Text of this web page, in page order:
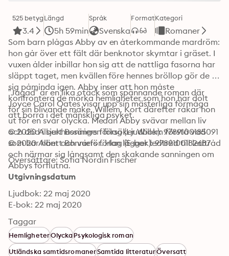
525 betyg
3.4
Längd
5h 59min
Språk
Svenska
FormatKategori
Romaner
Som barn plågas Abby av en återkommande mardröm:
hon går över ett fält där benknotor skymtar i gräset. I
vuxen ålder inbillar hon sig att de nattliga fasorna har
släppt taget, men kvällen före hennes bröllop gör de
sig påminda igen. Abby inser att hon måste
konfrontera de mörka hemligheter som hon har dolt
för sin blivande make, Willem. Kort därefter råkar hon
ut för en svår olycka. Medan Abby svävar mellan liv
och död i sjukhussängen försöker Willem förstå vad
som har hänt och varför. Han lägger ledtråd till ledtråd
och närmar sig långsamt den skakande sanningen om
Abbys förflutna.
”Jagad” är en lika otäck som spännande roman där
Joyce Carol Oates visar upp sin mästerliga förmåga
att borra i det mänskliga psyket.
© 2020 Albert Bonniers förlag (Ljudbok): 9789100185091
© 2020 Albert Bonniers förlag (E-bok): 9789100182687
Översättare: Sofia Nordin Fischer
Utgivningsdatum
Ljudbok: 22 maj 2020
E-bok: 22 maj 2020
Taggar
HemligheterOlyckaPsykologisk roman
Utländska samtidsromanerSamtida litteraturÖversatt